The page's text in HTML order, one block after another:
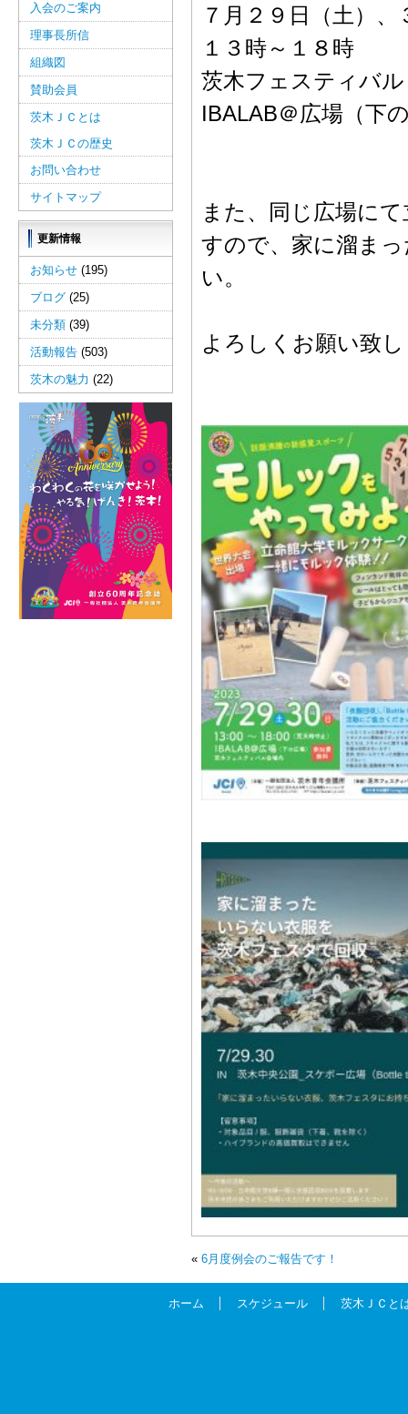
７月２９日（土）、
１３時～１８時
茨木フェスティバル
IBALAB＠広場（下
また、同じ広場に
すので、家に溜ま
い。
よろしくお願い致
« 6月度例会のご報告です！
入会のご案内
理事長所信
組織図
賛助会員
茨木ＪＣとは
茨木ＪＣの歴史
お問い合わせ
サイトマップ
更新情報
お知らせ (195)
ブログ (25)
未分類 (39)
活動報告 (503)
茨木の魅力 (22)
ホーム スケジュール 茨木ＪＣと